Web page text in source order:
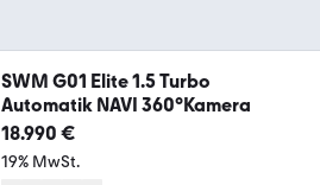
SWM G01 Elite 1.5 Turbo
Automatik NAVI 360°Kamera
18.990 €
19% MwSt.